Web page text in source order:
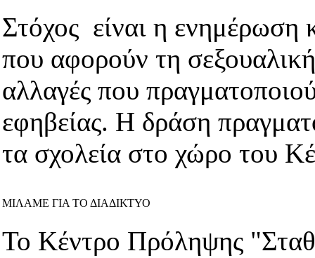
Στόχος είναι η ενημέρωση
που αφορούν τη
αλλαγές που
εφηβείας. Η δράση
τα σχολεία στο χώρο του
ΜΙΛΑΜΕ ΓΙΑ ΤΟ ΔΙΑΔΙΚΤΥΟ
Το Κέντρο Πρόληψης